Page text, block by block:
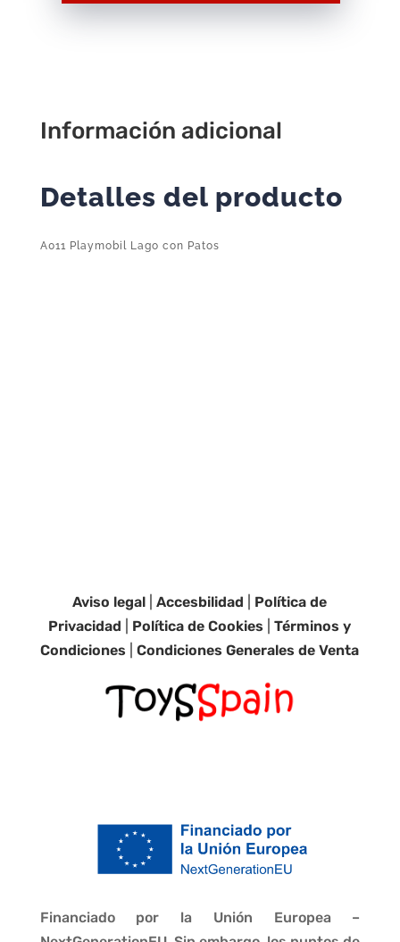
Información adicional
Detalles del producto
A011 Playmobil Lago con Patos
Aviso legal |Accesbilidad
Política de
Privacidad
Política de Cookies |Términos y
Condiciones |Condiciones Generales de Venta
Financiado por la Unión Europea –